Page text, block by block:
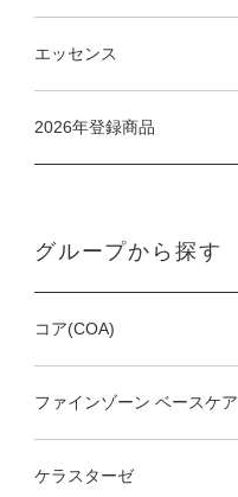
エッセンス
2026年登録商品
グループから探す
コア(COA)
ファインゾーン ベースケア
ケラスターゼ